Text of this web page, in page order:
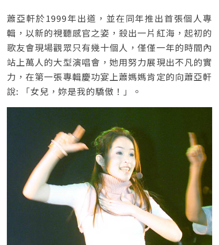
蕭亞軒於1999年出道，並在同年推出首張個人專
輯，以新的視聽感官之姿，殺出一片紅海，起初的
歌友會現場觀眾只有幾十個人，僅僅一年的時間內
站上萬人的大型演唱會，她用努力展現出不凡的實
力，在第一張專輯慶功宴上蕭媽媽肯定的向蕭亞軒
說: 「女兒，妳是我的驕傲！」。